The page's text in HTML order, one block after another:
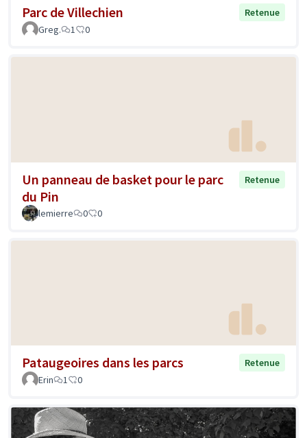
Parc de Villechien
Retenue
Greg.
1 0
Un panneau de basket pour le parc
du Pin
Retenue
lemierre 0 0
Pataugeoires dans les parcs
Retenue
Erin
1 0